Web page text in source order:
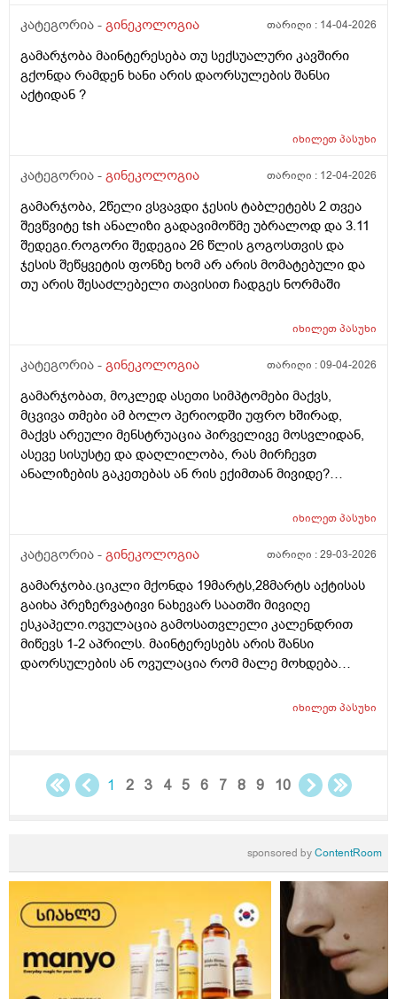
კატეგორია - გინეკოლოგია თარიღი : 14-04-2026
გამარჯობა მაინტერესება თუ სექსუალური კავშირი
გქონდა რამდენ ხანი არის დაორსულების შანსი
აქტიდან ?
იხილეთპასუხი
კატეგორია - გინეკოლოგია თარიღი : 12-04-2026
გამარჯობა, 2წელი ვსვავდი ჯესის ტაბლეტებს 2 თვეა
შევწვიტე tsh ანალიზი გადავიმოწმე უბრალოდ და 3.11
შედეგი.როგორი შედეგია 26 წლის გოგოსთვის და
ჯესის შეწყვეტის ფონზე ხომ არ არის მომატებული და
თუ არის შესაძლებელი თავისით ჩადგეს ნორმაში
იხილეთპასუხი
კატეგორია - გინეკოლოგია თარიღი :09-04-2026
გამარჯობათ, მოკლედ ასეთი სიმპტომები მაქვს,
მცვივა თმები ამ ბოლო პერიოდში უფრო ხშირად,
მაქვს არეული მენსტრუაცია პირველივე მოსვლიდან,
ასევე სისუსტე და დაღლილობა, რას მირჩევთ
ანალიზების გაკეთებას ან რის ექიმთან მივიდე?
იხილეთპასუხი
კატეგორია - გინეკოლოგია თარიღი :29-03-2026
გამარჯობა.ციკლი მქონდა 19მარტს,28მარტს აქტისას
გაიხა პრეზერვატივი ნახევარ საათში მივიღე
ესკაპელი.ოვულაცია გამოსათვლელი კალენდრით
მიწევს 1-2 აპრილს. მაინტერესებს არის შანსი
დაორსულების ან ოვულაცია რომ მალე მოხდება
კვებაზე მყავს ბავშვი ხშირდ ვერ ვთავაზობ და იქნებ
იხილეთპასუხი
1 2 3 4 5 6 7 8 9 10
sponsored byContentRoom